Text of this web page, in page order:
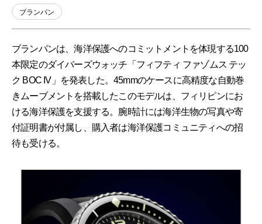
ブランパン
ブランパンは、海洋保護へのコミットメントを体現する100
本限定のダイバーズウォッチ「フィフティ ファゾムス テッ
ク BOC IV」を発表した。45mmのケースに高精度な自動巻
きムーブメントを搭載したこのモデルは、フィリピンにお
ける海洋保護を支援する。腕時計には海洋生物の写真や寄
付証明書が付属し、購入者は海洋保護コミュニティへの招
待も受ける。